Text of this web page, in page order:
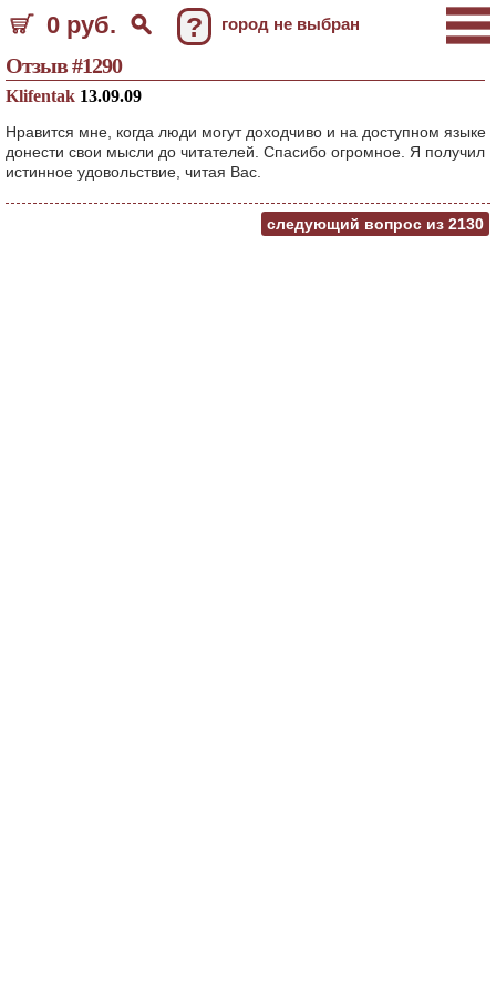
0 руб. ? город не выбран
Отзыв #1290
Klifentak 13.09.09
Нравится мне, когда люди могут доходчиво и на доступном языке
донести свои мысли до читателей. Спасибо огромное. Я получил
истинное удовольствие, читая Вас.
следующий вопрос из 2130